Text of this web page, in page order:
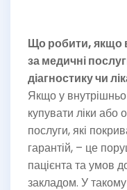
Що робити, якщо
за медичні
діагностику чи
Якщо у
купувати ліки або
послуги, які
гарантій, – це
пацієнта та умов
закладом. У